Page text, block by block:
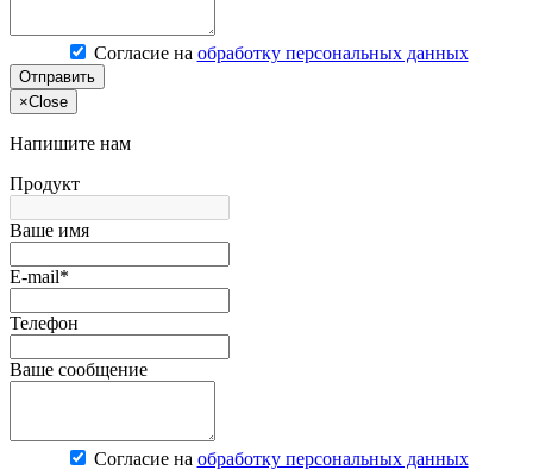
Согласие на обработку персональных данных
Отправить
×Close
Напишите нам
Продукт
Ваше имя
E-mail*
Телефон
Ваше сообщение
Согласие на обработку персональных данных